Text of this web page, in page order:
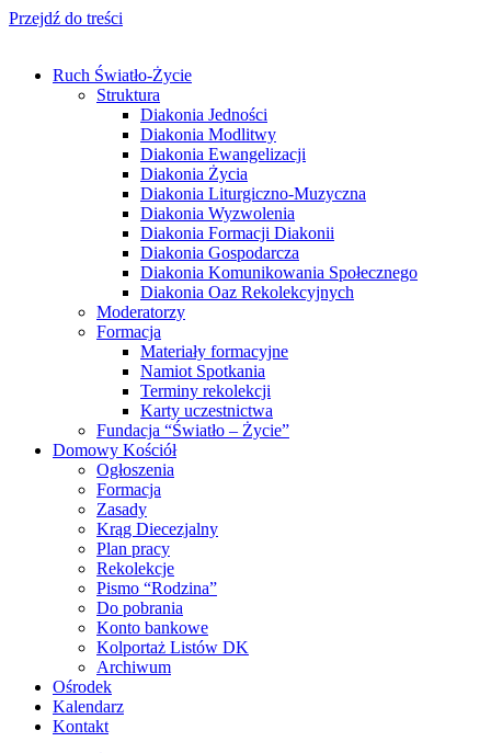
Przejdź do treści
Ruch Światło-Życie
Struktura
Diakonia Jedności
Diakonia Modlitwy
Diakonia Ewangelizacji
Diakonia Życia
Diakonia Liturgiczno-Muzyczna
Diakonia Wyzwolenia
Diakonia Formacji Diakonii
Diakonia Gospodarcza
Diakonia Komunikowania Społecznego
Diakonia Oaz Rekolekcyjnych
Moderatorzy
Formacja
Materiały formacyjne
Namiot Spotkania
Terminy rekolekcji
Karty uczestnictwa
Fundacja “Światło – Życie”
Domowy Kościół
Ogłoszenia
Formacja
Zasady
Krąg Diecezjalny
Plan pracy
Rekolekcje
Pismo “Rodzina”
Do pobrania
Konto bankowe
Kolportaż Listów DK
Archiwum
Ośrodek
Kalendarz
Kontakt